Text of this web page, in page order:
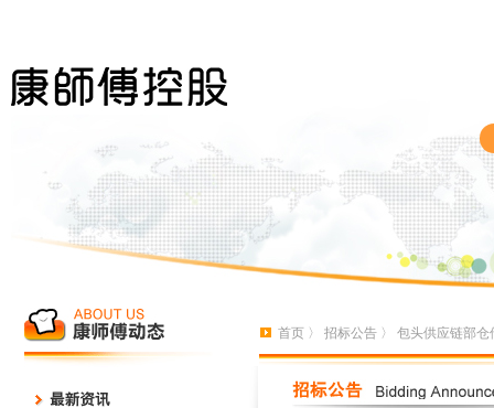
首页 〉 招标公告 〉 包头供应链部